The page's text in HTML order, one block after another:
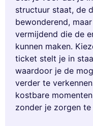
structuur staat, de
bewonderend,
vermijdend die de
kunnen maken.
ticket stelt je in
waardoor je de
verder te
kostbare
zonder je zorgen